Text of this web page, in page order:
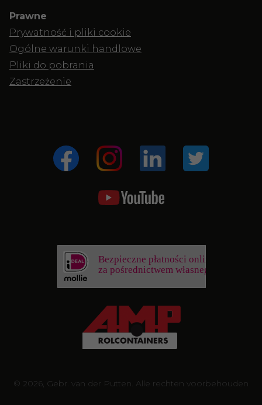
Prawne
Prywatność i pliki cookie
Ogólne warunki handlowe
Pliki do pobrania
Zastrzeżenie
Bezpieczne płatności online
za pośrednictwem własnego banku
© 2026, Gebr. van der Putten. Alle rechten voorbehouden